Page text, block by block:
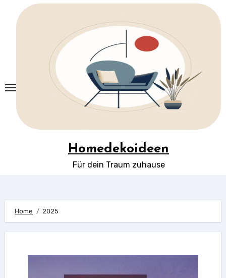
Springe
Homedekoideen
Für dein Traum zuhause
Home 2025